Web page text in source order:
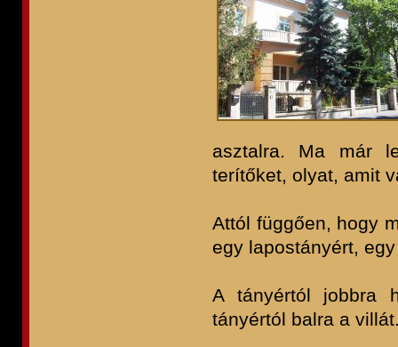
asztalra. Ma már
terítőket, olyat, amit
Attól függően, hogy
egy lapostányért,
A tányértól jobbra
tányértól balra a